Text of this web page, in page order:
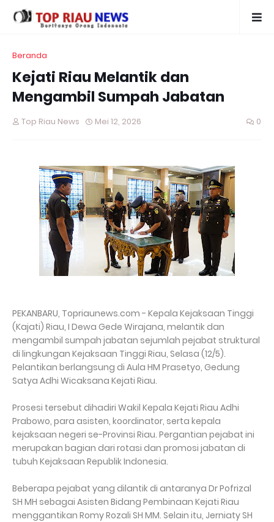
Beranda
Kejati Riau Melantik dan
Mengambil Sumpah Jabatan
Top Riau News Mei 12, 2026 0
PEKANBARU, Topriaunews.com - Kepala Kejaksaan Tinggi
(Kajati) Riau, I Dewa Gede Wirajana, melantik dan
mengambil sumpah jabatan sejumlah pejabat struktural
di lingkungan Kejaksaan Tinggi Riau, Selasa (12/5).
Pelantikan berlangsung di Aula HM Prasetyo, Gedung
Satya Adhi Wicaksana Kejati Riau.
Prosesi tersebut dihadiri Wakil Kepala Kejati Riau Adhi
Prabowo, para asisten, koordinator, serta kepala
kejaksaan negeri se-Provinsi Riau. Pergantian pejabat ini
merupakan bagian dari rotasi dan promosi jabatan di
tubuh Kejaksaan Republik Indonesia.
Beberapa pejabat yang dilantik di antaranya Dr Pofrizal
SH MH sebagai Asisten Bidang Pembinaan Kejati Riau
menggantikan Romy Rozali SH MM. Selain itu, Jerniaty SH